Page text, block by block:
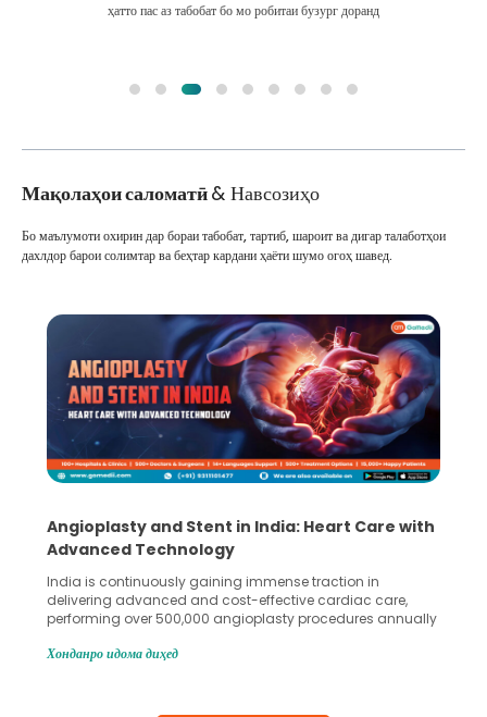
ҳатто пас аз табобат бо мо робитаи бузург доранд
Мақолаҳои саломатӣ& Навсозиҳо
Бо маълумоти охирин дар бораи табобат, тартиб, шароит ва дигар талаботҳои
дахлдор барои солимтар ва беҳтар кардани ҳаёти шумо огоҳ шавед.
Angioplasty and Stent in India: Heart Care with
Advanced Technology
India is continuously gaining immense traction in
delivering advanced and cost-effective cardiac care,
performing over 500,000 angioplasty procedures annually
globe are searching for treatments like angioplasty and
Studies, such as one published
Хонданро идома диҳед